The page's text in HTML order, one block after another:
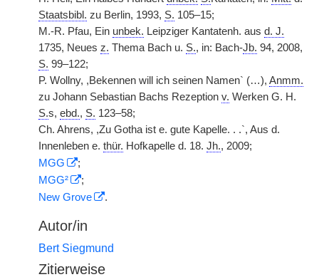
Staatsbibl. zu Berlin, 1993, S. 105–15;
M.-R. Pfau, Ein unbek. Leipziger Kantatenh. aus d. J.
1735, Neues z. Thema Bach u. S., in: Bach-Jb. 94, 2008,
S. 99–122;
P. Wollny, ,Bekennen will ich seinen Namen` (…), Anmm.
zu Johann Sebastian Bachs Rezeption v. Werken G. H.
S.s, ebd., S. 123–58;
Ch. Ahrens, ,Zu Gotha ist e. gute Kapelle. . .`, Aus d.
Innenleben e. thür. Hofkapelle d. 18. Jh., 2009;
MGG
;
MGG²
;
New Grove
.
Autor/in
Bert Siegmund
Zitierweise